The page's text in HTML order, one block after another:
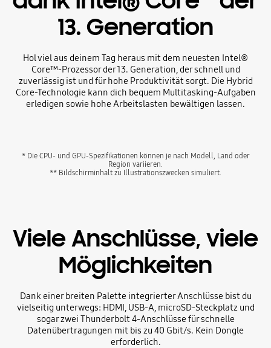
13. Generation
Hol viel aus deinem Tag heraus mit dem neuesten Intel®
Core™-Prozessor der 13. Generation, der schnell und
zuverlässig ist und für hohe Produktivität sorgt. Die Hybrid
Core-Technologie kann dich bequem Multitasking-Aufgaben
erledigen sowie hohe Arbeitslasten bewältigen lassen.
* Die CPU- und GPU-Spezifikationen können je nach Modell, Land oder
Region variieren.
** Bildschirminhalt zu Illustrationszwecken simuliert.
Viele Anschlüsse, viele
Möglichkeiten
Dank einer breiten Palette integrierter Anschlüsse bist du
vielseitig unterwegs: HDMI, USB-A, microSD-Steckplatz und
sogar zwei Thunderbolt 4-Anschlüsse für schnelle
Datenübertragungen mit bis zu 40 Gbit/s. Kein Dongle
erforderlich.